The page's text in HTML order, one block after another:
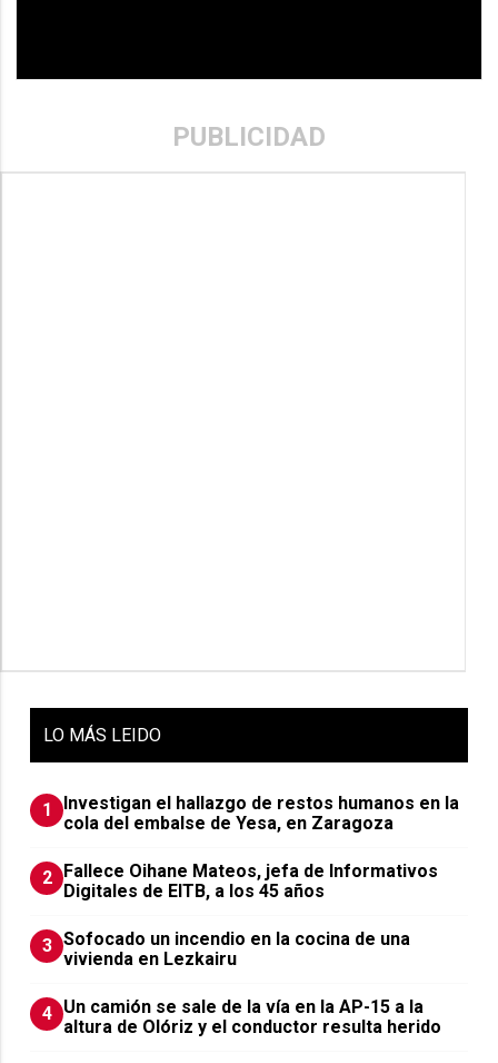
PUBLICIDAD
LO MÁS LEIDO
1
Investigan el hallazgo de restos humanos en la
cola del embalse de Yesa, en Zaragoza
2 Fallece Oihane Mateos, jefa de Informativos
Digitales de EITB, a los 45 años
3 Sofocado un incendio en la cocina de una
vivienda en Lezkairu
4 Un camión se sale de la vía en la AP-15 a la
altura de Olóriz y el conductor resulta herido